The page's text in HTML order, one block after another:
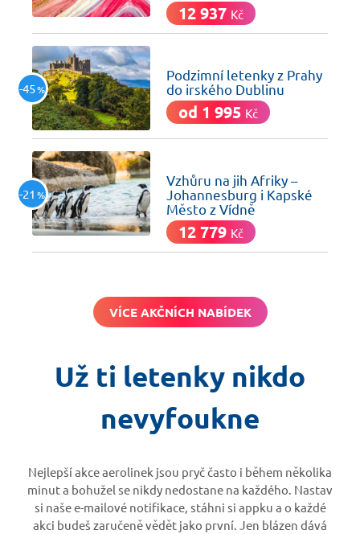
12 937 Kč
-45%
Podzimní letenky z Prahy
do irského Dublinu
od 1 995 Kč
-21 %
Vzhůru na jih Afriky –
Johannesburg i Kapské
Město z Vídně
12 779 Kč
VÍCE AKČNÍCH NABÍDEK
Už ti letenky nikdo
nevyfoukne
Nejlepší akce aerolinek jsou pryč často i během několika
minut a bohužel se nikdy nedostane na každého. Nastav
si naše e-mailové notifikace, stáhni si appku a o každé
akci budeš zaručeně vědět jako první. Jen blázen dává